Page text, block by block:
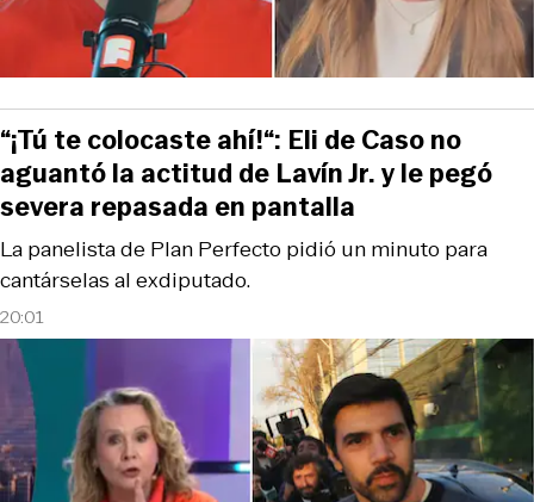
20:01
La panelista de Plan Perfecto pidió un minuto para
cantárselas al exdiputado.
“¡Tú te colocaste ahí!“: Eli de Caso no
aguantó la actitud de Lavín Jr. y le pegó
severa repasada en pantalla